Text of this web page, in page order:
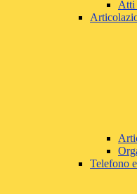
Atti
Telefono